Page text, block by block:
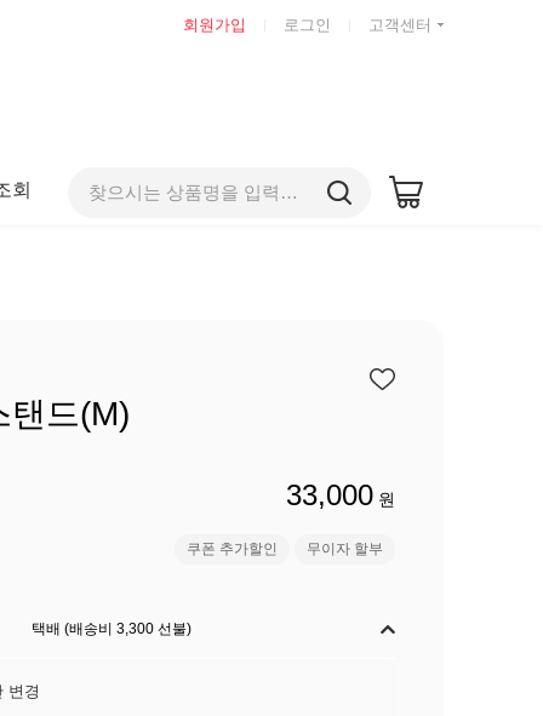
회원가입 로그인 고객센터
회
탠드(M)
33,000 원
쿠폰 추가할인 무이자 할부
택배 (배송비 3,300 선불)
변경